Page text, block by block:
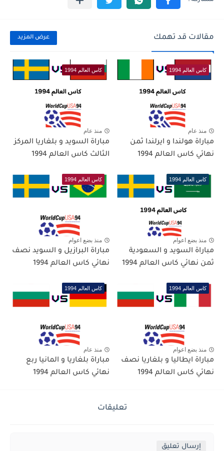
مقالات قد تهمك عرض المزيد
كاس العالم 1994
منذ عام
مباراة هولندا و ايرلندا ثمن
نهائي كاس العالم 1994
كاس العالم 1994
منذ عام
مباراة السويد و بلغاريا المركز
الثالث كاس العالم 1994
كاس العالم 1994
منذ بضع اعوام
مباراة السويد و السعودية
ثمن نهائي كاس العالم 1994
كاس العالم 1994
منذ بضع اعوام
مباراة البرازيل و السويد نصف
نهائي كاس العالم 1994
كاس العالم 1994
منذ بضع اعوام
مباراة ايطاليا و بلغاريا نصف
نهائي كاس العالم 1994
كاس العالم 1994
منذ عام
مباراة بلغاريا و المانيا ربع
نهائي كاس العالم 1994
تعليقات
إرسال تعليق